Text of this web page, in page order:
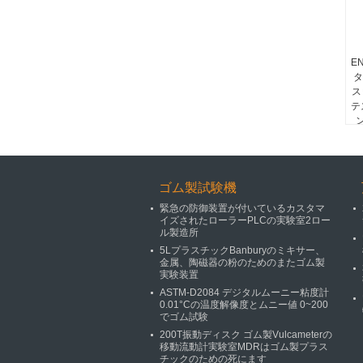
テ
ゴム製試験機
緊急の防御装置が付いているカスタマ
イズされたローラーPLCの実験室2ロー
ル製造所
5LプラスチックBanburyのミキサー、
金属、陶磁器の粉のためのまたゴム製
実験装置
ASTM-D2084 デジタルムーニー粘度計
0.01°Cの温度解像度とムニー値 0~200
でゴム試験
200T振動ディスク ゴム製Vulcameterの
移動流動計実験室MDRはゴム製プラス
チックのための死にます